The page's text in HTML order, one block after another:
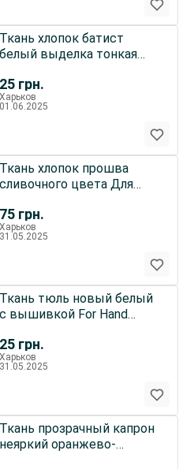
25 грн.
Ткань хлопок батист
белый выделка тонкая
Харьков
01.06.2025
75 грн.
Ткань хлопок прошва
сливочного цвета Для
Харьков
31.05.2025
25 грн.
Ткань тюль новый белый
с вышивкой For Hand
Харьков
31.05.2025
Ткань прозрачный капрон
неяркий оранжево-